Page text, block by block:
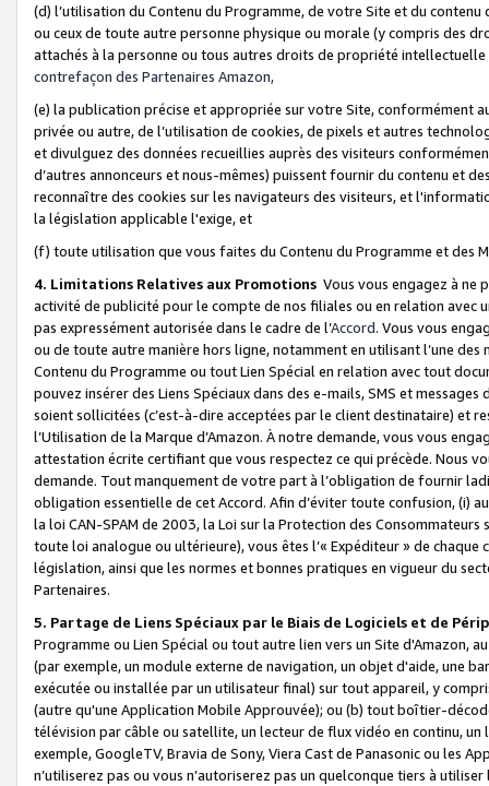
(d) l’utilisation du Contenu du Programme, de votre Site et du
ou ceux de toute autre personne physique ou morale (y compris des
attachés à la personne ou tous autres droits de propriété
contrefaçon des Partenaires Amazon,
(e) la publication précise et appropriée sur votre Site, conformément
privée ou autre, de l’utilisation de cookies, de pixels et autres
et divulguez des données recueillies auprès des visiteurs
d’autres annonceurs et nous-mêmes) puissent fournir du contenu et
reconnaître des cookies sur les navigateurs des visiteurs, et
la législation applicable l'exige, et
(f) toute utilisation que vous faites du Contenu du Programme et des
4. Limitations Relatives aux Promotions Vous vous engagez à ne
activité de publicité pour le compte de nos filiales ou en relation avec
pas expressément autorisée dans le cadre de l’Accord. Vous vous
ou de toute autre manière hors ligne, notamment en utilisant l’une
Contenu du Programme ou tout Lien Spécial en relation avec tout
pouvez insérer des Liens Spéciaux dans des e-mails, SMS et
soient sollicitées (c’est-à-dire acceptées par le client destinataire) et
l’Utilisation de la Marque d’Amazon. À notre demande, vous vous
attestation écrite certifiant que vous respectez ce qui précède. Nous
demande. Tout manquement de votre part à l’obligation de fournir
obligation essentielle de cet Accord. Afin d’éviter toute confusion, (i)
la loi CAN-SPAM de 2003, la Loi sur la Protection des
toute loi analogue ou ultérieure), vous êtes l’« Expéditeur » de
législation, ainsi que les normes et bonnes pratiques en vigueur du
Partenaires.
5. Partage de Liens Spéciaux par le Biais de Logiciels et de
Programme ou Lien Spécial ou tout autre lien vers un Site d'Amazon,
(par exemple, un module externe de navigation, un objet d'aide, une
exécutée ou installée par un utilisateur final) sur tout appareil, y
(autre qu'une Application Mobile Approuvée); ou (b) tout boîtier-
télévision par câble ou satellite, un lecteur de flux vidéo en continu,
exemple, GoogleTV, Bravia de Sony, Viera Cast de Panasonic ou les
n’utiliserez pas ou vous n’autoriserez pas un quelconque tiers à